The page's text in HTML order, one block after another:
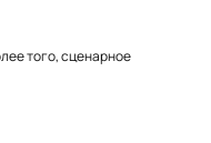
того, сценарное